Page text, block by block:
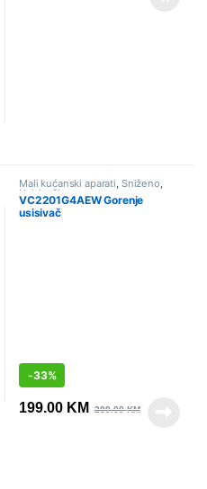
Mali kućanski aparati, Sniženo,
Usisivači
VC2201G4AEW Gorenje
usisivač
-33%
199.00 KM 299.00KM